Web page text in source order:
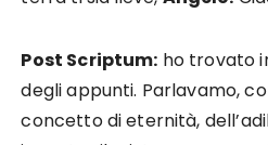
Post Scriptum: ho trovato
degli appunti. Parlavamo,
concetto di eternità,